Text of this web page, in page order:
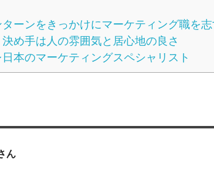
ーンをきっかけにマーケティング職を
め手は人の雰囲気と居心地の良さ
本のマーケティングスペシャリスト
ん